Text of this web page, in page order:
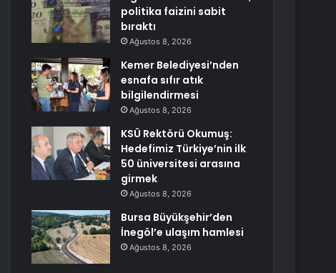
politika faizini sabit
bıraktı
Ağustos 8, 2026
Kemer Belediyesi’nden
esnafa sıfır atık
bilgilendirmesi
Ağustos 8, 2026
KSÜ Rektörü Okumuş:
Hedefimiz Türkiye’nin ilk
50 üniversitesi arasına
girmek
Ağustos 8, 2026
Bursa Büyükşehir’den
İnegöl’e ulaşım hamlesi
Ağustos 8, 2026